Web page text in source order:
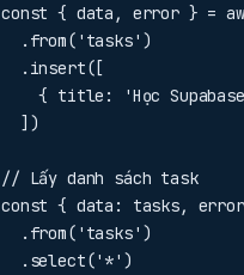
const { data, error } =
    { title: 'Học Supabase', description: 'Tìm hiểu về back-end as a service' }
// Lấy danh sách task
const { data: tasks,